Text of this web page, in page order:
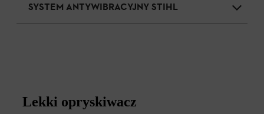
SYSTEM ANTYWIBRACYJNY STIHL
Lekki opryskiwacz